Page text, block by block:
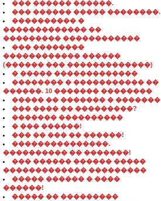
��� ������ ������.
��� ������ ����� ��������.
���������� �
������������� ��
��������� ������������
��� ��������
������������ ������
(������ ��� �������������)
� ����� �������������
�������� � ����������� ��
������. 10 ������� ��������
����� �� ������� � �������
��� ���� �� ���������?
������� ����������
� ��� ������!
��� �� ��� �� ������!
���������������.
���������� �� �������!
��� ������ ������ �����
������������� ���������
����� ������ � ����
������!
����� �� ���������